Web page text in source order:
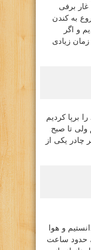
برفی
به کندن
و اگر
زیادی
برپا کردیم
ولی تا صبح
چادر یکی از
و هوا
حدود ساعت